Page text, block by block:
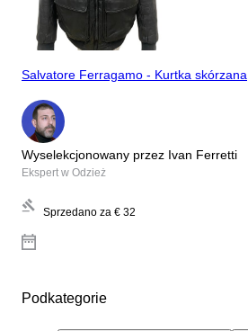
Salvatore Ferragamo - Kurtka skórzana
Wyselekcjonowany przez Ivan Ferretti
Ekspert w Odzież
Sprzedano za € 32
Podkategorie